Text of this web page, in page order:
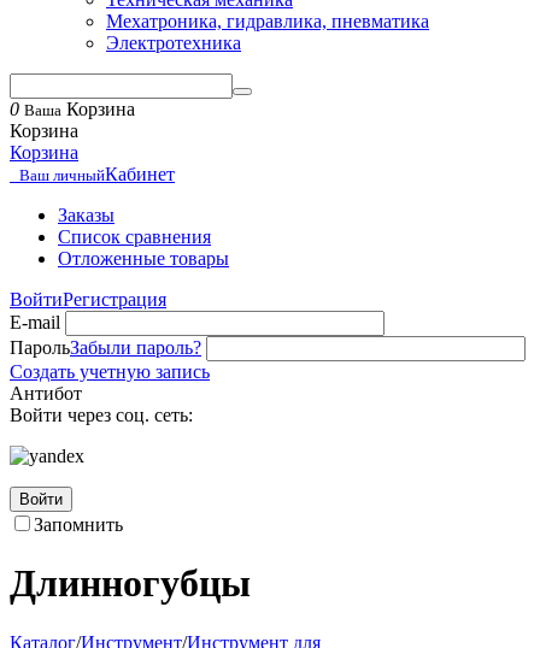
Мехатроника, гидравлика, пневматика
Электротехника
0 Ваша Корзина
Корзина
Корзина
Ваш личныйКабинет
Заказы
Список сравнения
Отложенные товары
ВойтиРегистрация
E-mail
ПарольЗабыли пароль?
Создать учетную запись
Антибот
Войти через соц. сеть:
Войти
Запомнить
Длинногубцы
Каталог/Инструмент/Инструмент для